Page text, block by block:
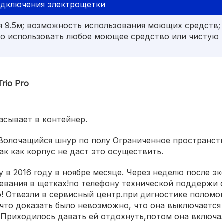
электрощетки
9.5м; возможность использования моющих средств;
использовать любое моющее средство или чистую
Pro
в контейнер.
шнур по полу Ограниченное
как корпус не даст это осуществить.
2016 году в ноябре месяце. Через неделю после
в щетках!по телефону технической
Отвезли в сервисный центр.при дигностике
доказать было невозможно, что она
давать ей отдохнуть,потом она